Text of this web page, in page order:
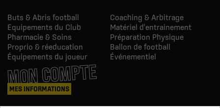
Buts & Abris football
Coaching & Arbitrage
Equipements du Club
Matériel d'entrainement
Pharmacie & Soins
Préparation Physique
Proprio & réeducation
Ballon de football
Équipements du joueur
Événementiel
MON COMPTE
MES INFORMATIONS